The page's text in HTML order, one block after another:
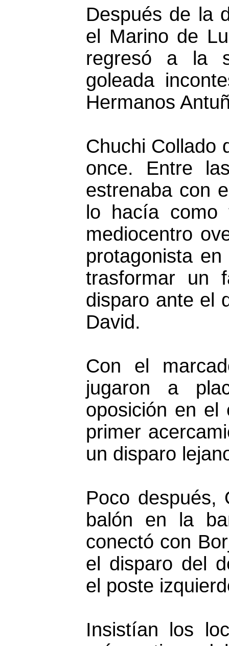
Después de la
el Marino de
regresó a la
goleada
Hermanos
Chuchi Collado
once. Entre
estrenaba con
lo hacía como
mediocentro
protagonista
trasformar un
disparo ante el
David.
Con el
jugaron a
oposición en el
primer
un disparo
Poco después,
balón en la
conectó con
el disparo del
el poste
Insistían los